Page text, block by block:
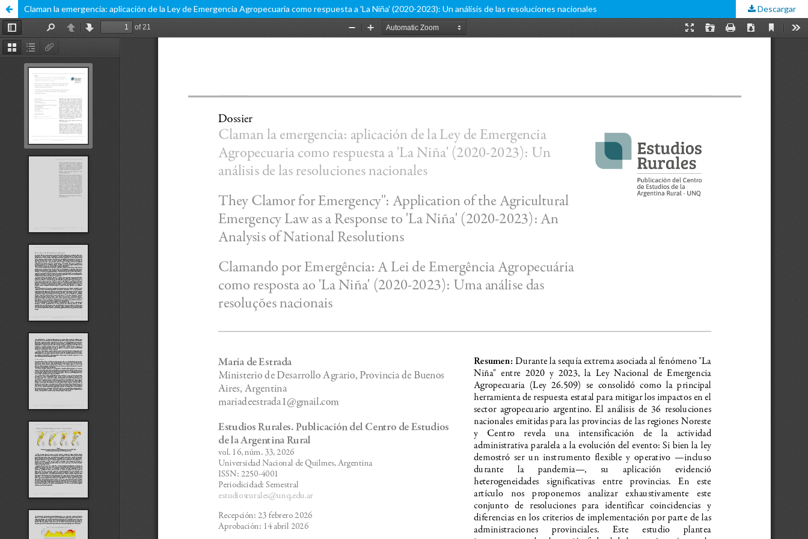
Claman la emergencia: aplicación de la Ley de Emergencia Agropecuaria como respuesta a 'La Niña' (2020-2023): Un análisis de las resoluciones nacionales Descargar